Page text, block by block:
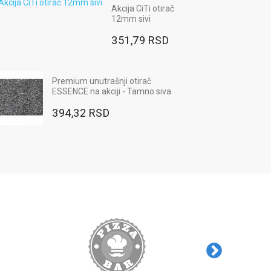
Ugaoni odbojnik od gume,
800x100x10mm, pravougaoni,
Radne pantalone MAX NEO - boja
plava
2.568,00 RSD
Akcija CiTi otirač
12mm sivi
351,79 RSD
Premium unutrašnji otirač
ESSENCE na akciji - Tamno siva
394,32 RSD